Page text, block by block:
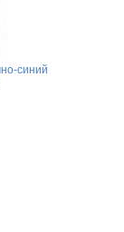
синий